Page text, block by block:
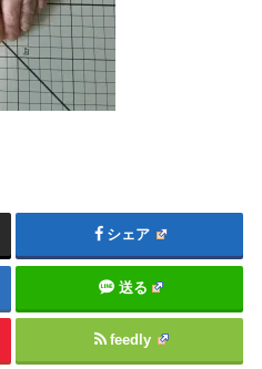
シェア
送る
feedly